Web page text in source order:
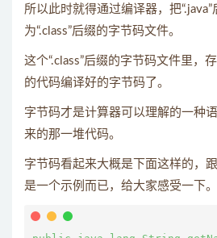
所以此时就得通过编译器，把
为“.class”后缀的字节码文件。
这个“.class”后缀的字节码文件里，
的代码编译好的字节码了。
字节码才是计算器可以理解的一种
来的那一堆代码。
字节码看起来大概是下面这样的，
是一个示例而已，给大家感受一下。